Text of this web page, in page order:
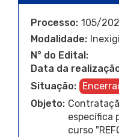
Processo: 105/
Modalidade:
N° do Edital:
Data da
Situação:
Objeto:
específica
curso